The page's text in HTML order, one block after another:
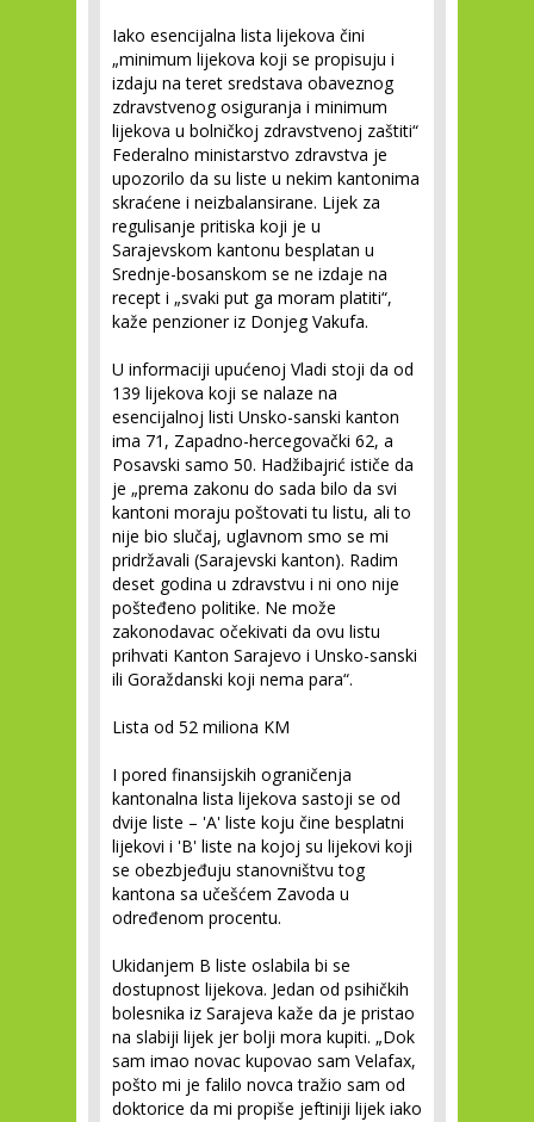
Iako esencijalna lista lijekova čini
„minimum lijekova koji se propisuju i
izdaju na teret sredstava obaveznog
zdravstvenog osiguranja i minimum
lijekova u bolničkoj zdravstvenoj zaštiti“
Federalno ministarstvo zdravstva je
upozorilo da su liste u nekim kantonima
skraćene i neizbalansirane. Lijek za
regulisanje pritiska koji je u
Sarajevskom kantonu besplatan u
Srednje-bosanskom se ne izdaje na
recept i „svaki put ga moram platiti“,
kaže penzioner iz Donjeg Vakufa.
U informaciji upućenoj Vladi stoji da od
139 lijekova koji se nalaze na
esencijalnoj listi Unsko-sanski kanton
ima 71, Zapadno-hercegovački 62, a
Posavski samo 50. Hadžibajrić ističe da
je „prema zakonu do sada bilo da svi
kantoni moraju poštovati tu listu, ali to
nije bio slučaj, uglavnom smo se mi
pridržavali (Sarajevski kanton). Radim
deset godina u zdravstvu i ni ono nije
pošteđeno politike. Ne može
zakonodavac očekivati da ovu listu
prihvati Kanton Sarajevo i Unsko-sanski
ili Goraždanski koji nema para“.
Lista od 52 miliona KM
I pored finansijskih ograničenja
kantonalna lista lijekova sastoji se od
dvije liste – 'A' liste koju čine besplatni
lijekovi i 'B' liste na kojoj su lijekovi koji
se obezbjeđuju stanovništvu tog
kantona sa učešćem Zavoda u
određenom procentu.
Ukidanjem B liste oslabila bi se
dostupnost lijekova. Jedan od psihičkih
bolesnika iz Sarajeva kaže da je pristao
na slabiji lijek jer bolji mora kupiti. „Dok
sam imao novac kupovao sam Velafax,
pošto mi je falilo novca tražio sam od
doktorice da mi propiše jeftiniji lijek iako